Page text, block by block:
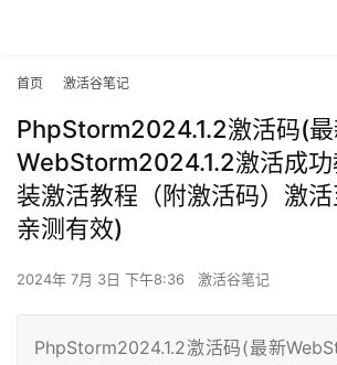
首页 激活谷笔记
PhpStorm2024.1.2激活码(
WebStorm2024.1.2激活成
装激活教程（附激活码）激活
亲测有效)
2024年 7月 3日 下午8:36 激活谷笔记
PhpStorm2024.1.2激活码(最新